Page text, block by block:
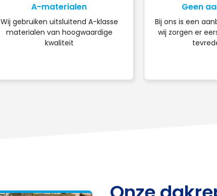
A-materialen
Wij gebruiken uitsluitend A-klasse
materialen van hoogwaardige
kwaliteit
Geen
Bij ons is een
wij zorgen er